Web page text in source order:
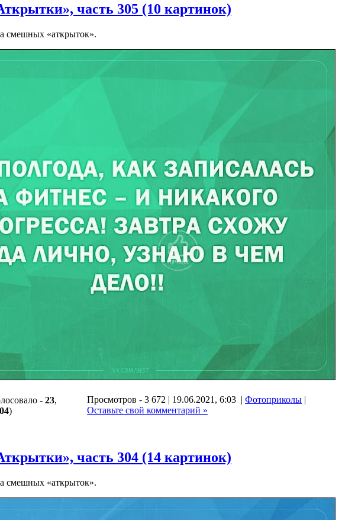
часть 305 (10 картинок)
смешных «аткрыток».
- 23,
)
Просмотров - 3 672 | 19.06.2021, 6:03 | Фотоприколы |
Оставьте свой комментарий »
часть 304 (14 картинок)
смешных «аткрыток».